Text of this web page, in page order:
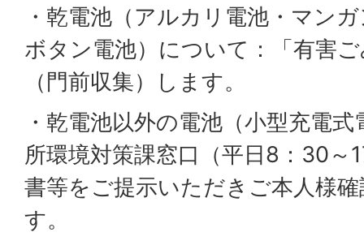
・乾電池（アルカリ電池・マン
ボタン電池）について：「有害
（門前収集）します。
・乾電池以外の電池（小型充電
所環境対策課窓口（平日8：30～
書等をご提示いただきご本人様
す。